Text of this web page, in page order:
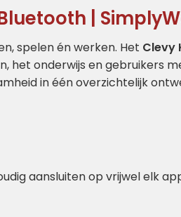
|
spelen én werken. Het Clevy
het onderwijs en gebruikers
in één overzichtelijk
aansluiten op vrijwel elk